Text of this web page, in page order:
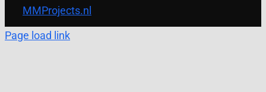
MMProjects.nl
Page load link